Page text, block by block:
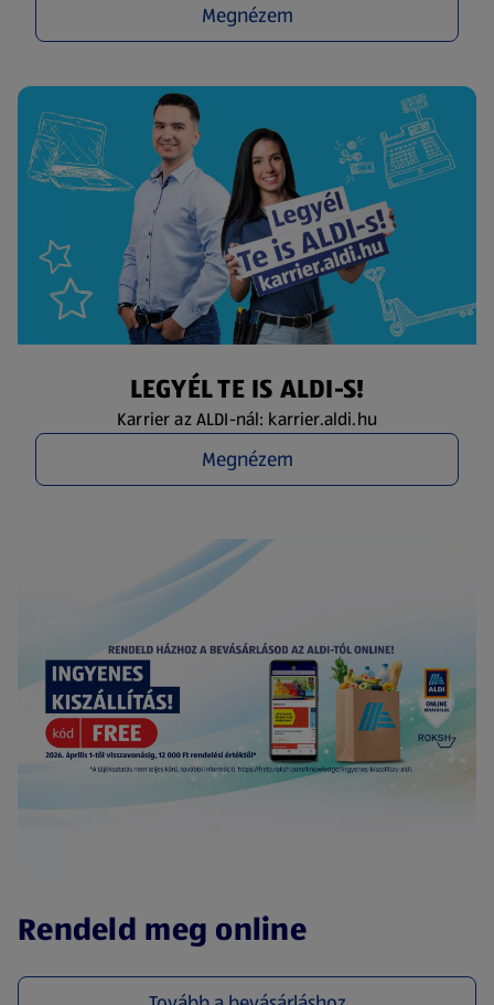
Megnézem
LEGYÉL TE IS ALDI-S!
Karrier az ALDI-nál: karrier.aldi.hu
Megnézem
Rendeld meg online